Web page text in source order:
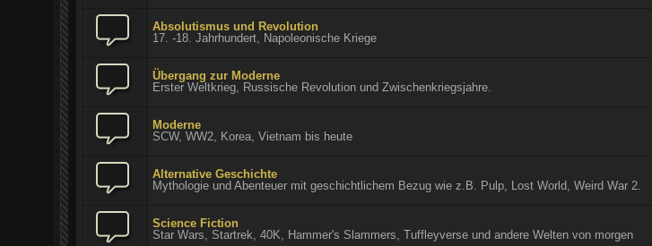
Absolutismus und Revolution
17. -18. Jahrhundert, Napoleonische Kriege
Übergang zur Moderne
Erster Weltkrieg, Russische Revolution und Zwischenkriegsjahre.
Moderne
SCW, WW2, Korea, Vietnam bis heute
Alternative Geschichte
Mythologie und Abenteuer mit geschichtlichem Bezug wie z.B. Pulp, Lost World, Weird War 2.
Science Fiction
Star Wars, Startrek, 40K, Hammer's Slammers, Tuffleyverse und andere Welten von morgen